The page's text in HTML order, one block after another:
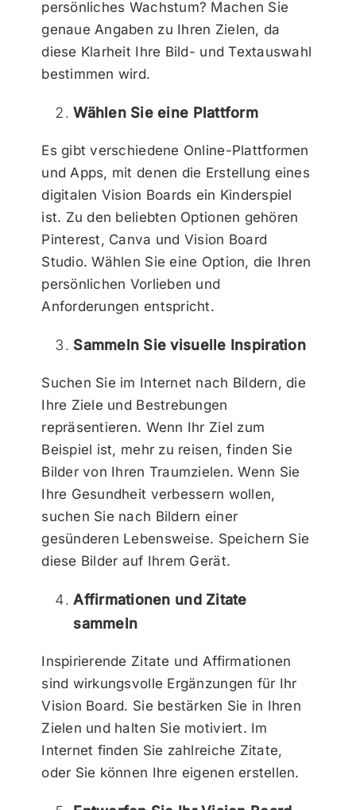
persönliches Wachstum? Machen Sie
genaue Angaben zu Ihren Zielen, da
diese Klarheit Ihre Bild- und Textauswahl
bestimmen wird.
Wählen Sie eine Plattform
Es gibt verschiedene Online-Plattformen
und Apps, mit denen die Erstellung eines
digitalen Vision Boards ein Kinderspiel
ist. Zu den beliebten Optionen gehören
Pinterest, Canva und Vision Board
Studio. Wählen Sie eine Option, die Ihren
persönlichen Vorlieben und
Anforderungen entspricht.
Sammeln Sie visuelle Inspiration
Suchen Sie im Internet nach Bildern, die
Ihre Ziele und Bestrebungen
repräsentieren. Wenn Ihr Ziel zum
Beispiel ist, mehr zu reisen, finden Sie
Bilder von Ihren Traumzielen. Wenn Sie
Ihre Gesundheit verbessern wollen,
suchen Sie nach Bildern einer
gesünderen Lebensweise. Speichern Sie
diese Bilder auf Ihrem Gerät.
Affirmationen und Zitate
sammeln
Inspirierende Zitate und Affirmationen
sind wirkungsvolle Ergänzungen für Ihr
Vision Board. Sie bestärken Sie in Ihren
Zielen und halten Sie motiviert. Im
Internet finden Sie zahlreiche Zitate,
oder Sie können Ihre eigenen erstellen.